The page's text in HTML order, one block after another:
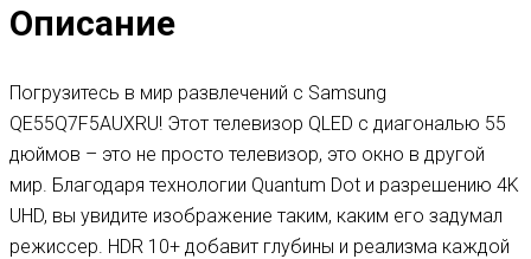
Описание
Погрузитесь в мир развлечений с Samsung
QE55Q7F5AUXRU! Этот телевизор QLED с диагональю 55
дюймов – это не просто телевизор, это окно в другой
мир. Благодаря технологии Quantum Dot и разрешению 4K
UHD, вы увидите изображение таким, каким его задумал
режиссер. HDR 10+ добавит глубины и реализма каждой